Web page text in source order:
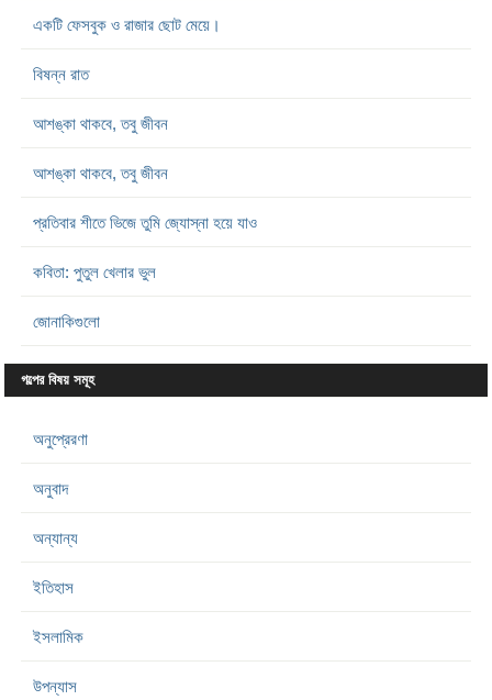
একটি ফেসবুক ও রাজার ছোট মেয়ে।
বিষন্ন রাত
আশঙ্কা থাকবে, তবু জীবন
আশঙ্কা থাকবে, তবু জীবন
প্রতিবার শীতে ভিজে তুমি জ্যোস্না হয়ে যাও
কবিতা: পুতুল খেলার ভুল
জোনাকিগুলো
গল্পের বিষয় সমূহ
অনুপ্রেরণা
অনুবাদ
অন্যান্য
ইতিহাস
ইসলামিক
উপন্যাস